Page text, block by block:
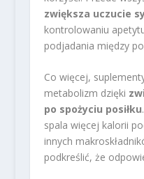
zwiększa uczucie
kontrolowaniu
podjadania między
Co więcej,
metabolizm dzięki
po spożyciu posiłku
spala więcej kalorii
innych
podkreślić, że